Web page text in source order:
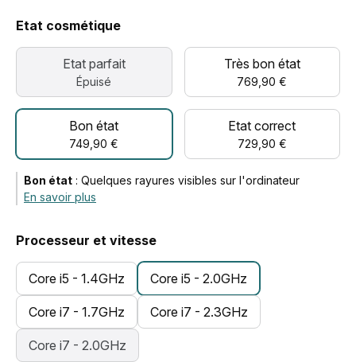
Etat cosmétique
Etat parfait
Épuisé
Très bon état
769,90 €
Bon état
749,90 €
Etat correct
729,90 €
Bon état : Quelques rayures visibles sur l'ordinateur
En savoir plus
Processeur et vitesse
Core i5 - 1.4GHz Core i5 - 2.0GHz
Core i7 - 1.7GHz Core i7 - 2.3GHz
Core i7 - 2.0GHz